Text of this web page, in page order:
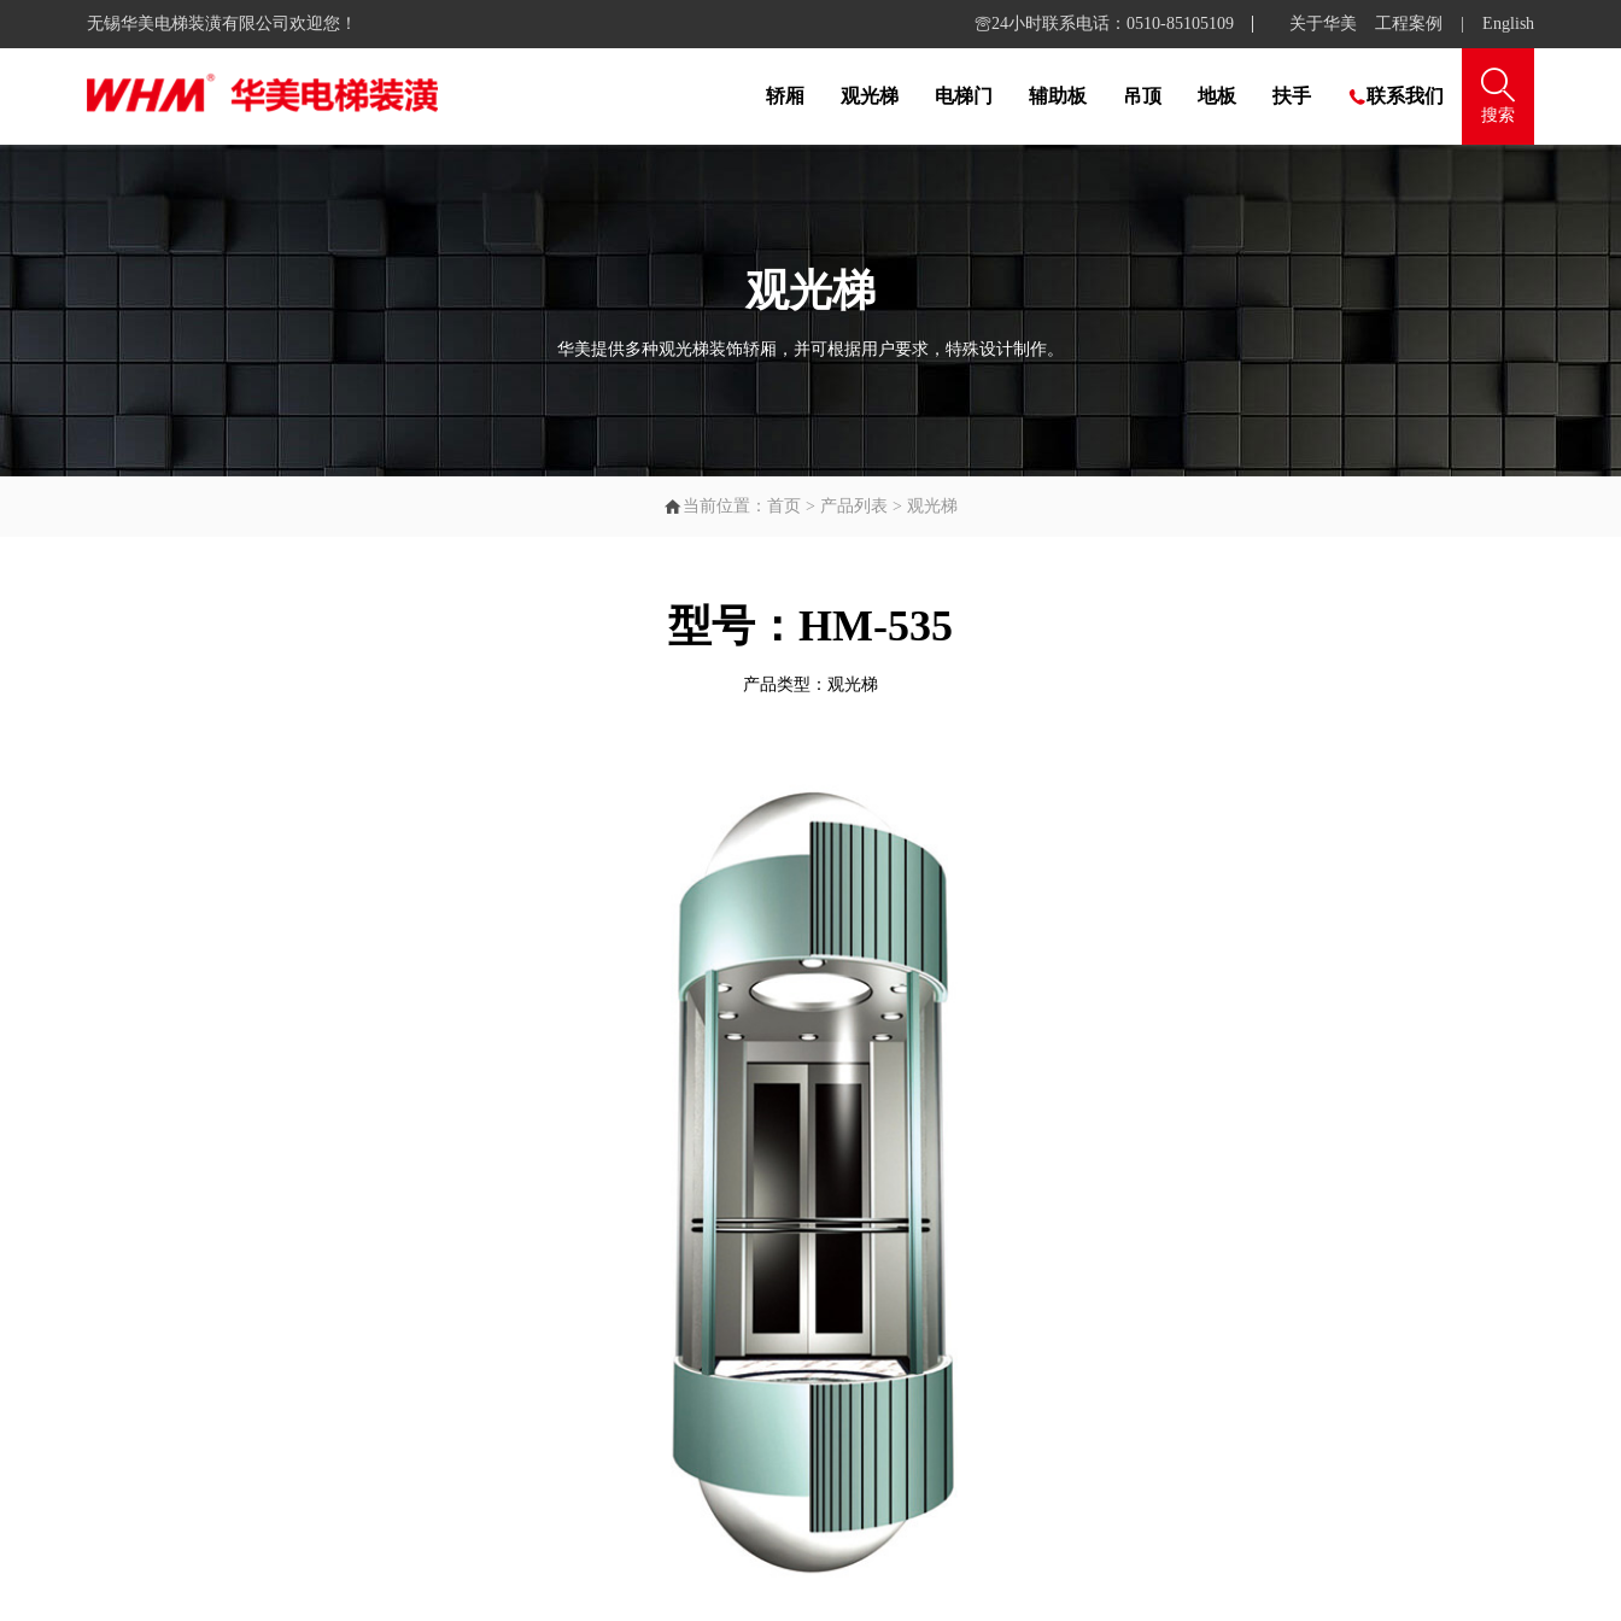
无锡华美电梯装潢有限公司欢迎您！ 24小时联系电话：0510-85105109 关于华美 工程案例 English
轿厢 观光梯 电梯门 辅助板 吊顶 地板 扶手 联系我们 
搜索
观光梯
华美提供多种观光梯装饰轿厢，并可根据用户要求，特殊设计制作。
 当前位置： 首页 > 产品列表 > 观光梯
型号：HM-535
产品类型：观光梯